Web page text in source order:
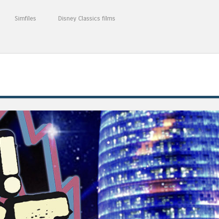
Simfiles Disney Classics films